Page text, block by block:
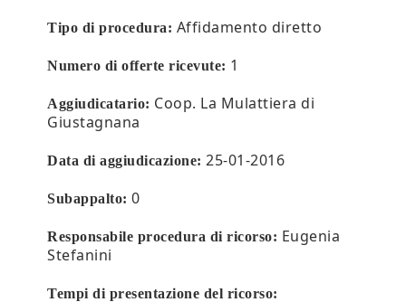
Tipo di procedura: Affidamento diretto
Numero di offerte ricevute: 1
Aggiudicatario: Coop. La Mulattiera di
Giustagnana
Data di aggiudicazione: 25-01-2016
Subappalto: 0
Responsabile procedura di ricorso: Eugenia
Stefanini
Tempi di presentazione del ricorso: